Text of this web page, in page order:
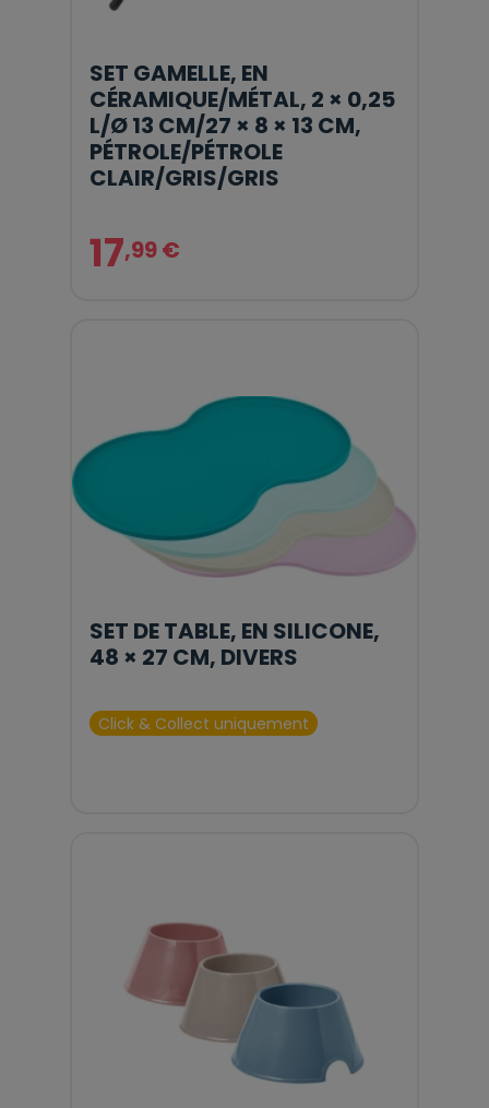
SET GAMELLE, EN
CÉRAMIQUE/MÉTAL, 2 × 0,25
L/Ø 13 CM/27 × 8 × 13 CM,
PÉTROLE/PÉTROLE
CLAIR/GRIS/GRIS
17,99 €
SET DE TABLE, EN SILICONE,
48 × 27 CM, DIVERS
Click & Collect uniquement